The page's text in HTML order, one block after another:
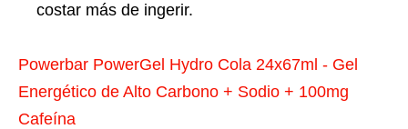
costar más de ingerir.
Powerbar PowerGel Hydro Cola 24x67ml - Gel
Energético de Alto Carbono + Sodio + 100mg
Cafeína